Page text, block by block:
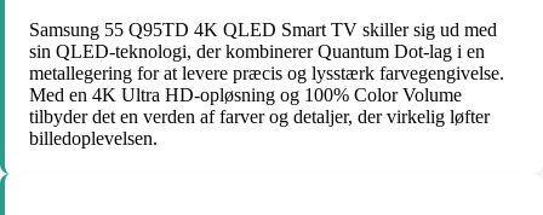
Samsung 55 Q95TD 4K QLED Smart TV skiller sig ud med
sin QLED-teknologi, der kombinerer Quantum Dot-lag i en
metallegering for at levere præcis og lysstærk farvegengivelse.
Med en 4K Ultra HD-opløsning og 100% Color Volume
tilbyder det en verden af farver og detaljer, der virkelig løfter
billedoplevelsen.